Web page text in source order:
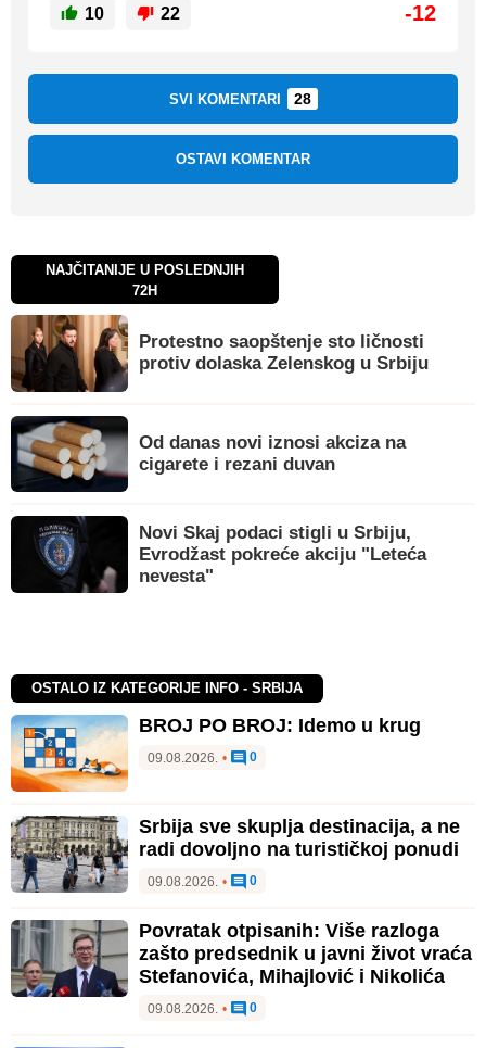
10 22 -12
SVI KOMENTARI 28
OSTAVI KOMENTAR
NAJČITANIJE U POSLEDNJIH
72H
Protestno saopštenje sto ličnosti
protiv dolaska Zelenskog u Srbiju
Od danas novi iznosi akciza na
cigarete i rezani duvan
Novi Skaj podaci stigli u Srbiju,
Evrodžast pokreće akciju "Leteća
nevesta"
OSTALO IZ KATEGORIJE INFO - SRBIJA
BROJ PO BROJ: Idemo u krug
09.08.2026. • 0
Srbija sve skuplja destinacija, a ne
radi dovoljno na turističkoj ponudi
09.08.2026. • 0
Povratak otpisanih: Više razloga
zašto predsednik u javni život vraća
Stefanovića, Mihajlović i Nikolića
09.08.2026. • 0